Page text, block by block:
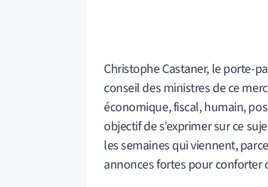
Christophe Castaner, le porte-
conseil des ministres de ce
économique, fiscal, humain,
objectif de s’exprimer sur ce
les semaines qui viennent,
annonces fortes pour conforter